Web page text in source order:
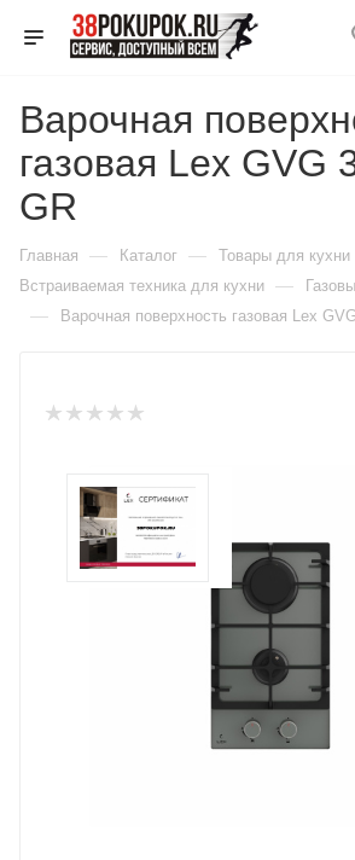
Варочная
газовая Lex GVG
GR
Главная — Каталог — Товары для кухни
Встраиваемая техника для кухни —
— Варочная поверхность газовая Lex